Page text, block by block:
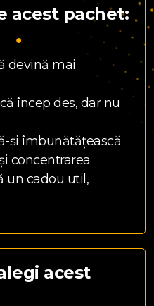
acest pachet:
devină mai
încep des, dar nu
și îmbunătățească
concentrarea
un cadou util,
acest